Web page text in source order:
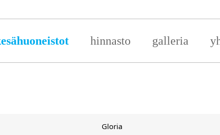
hinnasto galleria
Gloria